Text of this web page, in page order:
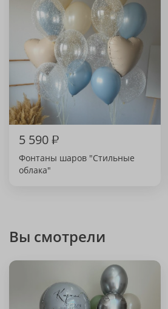
5 590₽
Фонтаны шаров "Стильные
облака"
Вы смотрели